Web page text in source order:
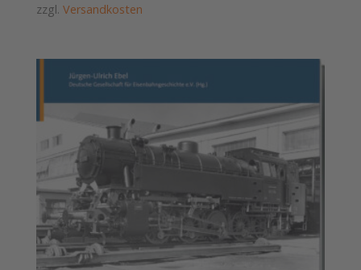
zzgl. Versandkosten